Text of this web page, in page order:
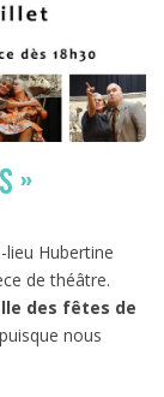
»
lieu Hubertine
de théâtre.
des fêtes de
nous